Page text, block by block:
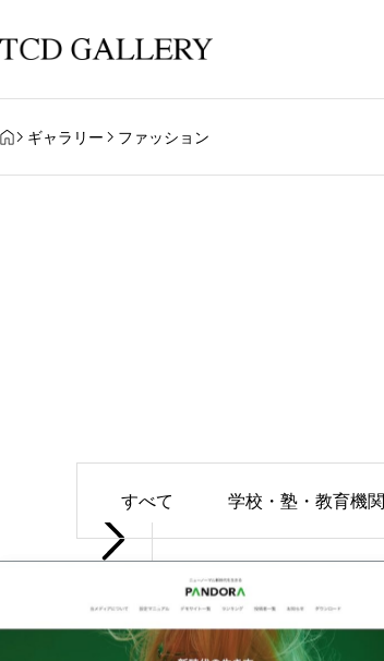
HOME
ギャラリー ファッション
すべて 学校・塾・教育機関